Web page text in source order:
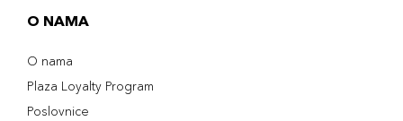
O NAMA
O nama
Plaza Loyalty Program
Poslovnice